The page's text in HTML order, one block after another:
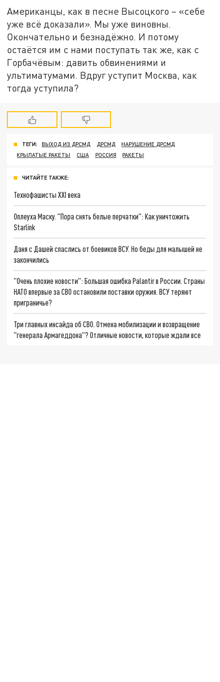
Американцы, как в песне Высоцкого – «себе
уже всё доказали». Мы уже виновны.
Окончательно и безнадёжно. И потому
остаётся им с нами поступать так же, как с
Горбачёвым: давить обвинениями и
ультиматумами. Вдруг уступит Москва, как
тогда уступила?
ТЕГИ: ВЫХОД ИЗ ДРСМД ДРСМД
НАРУШЕНИЕ ДРСМД
КРЫЛАТЫЕ РАКЕТЫ
США РОССИЯ РАКЕТЫ
ЧИТАЙТЕ ТАКЖЕ:
Технофашисты XXI века
Оплеуха Маску. "Пора снять белые перчатки": Как уничтожить
Starlink
Даня с Дашей спаслись от боевиков ВСУ. Но беды для малышей не
закончились
"Очень плохие новости": Большая ошибка Palantir в России. Страны
НАТО впервые за СВО остановили поставки оружия. ВСУ теряют
приграничье?
Три главных инсайда об СВО. Отмена мобилизации и возвращение
"генерала Армагеддона"? Отличные новости, которые ждали все